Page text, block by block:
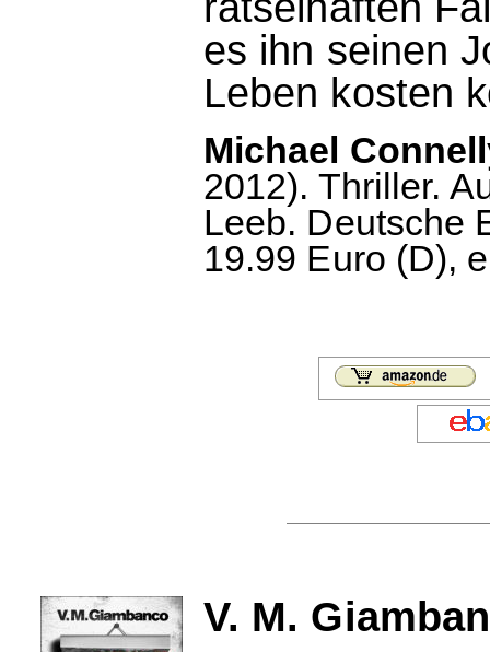
es ihn seinen
Leben kosten
Michael
2012). Thriller.
Leeb. Deutsche
19.99 Euro (D),
V. M.